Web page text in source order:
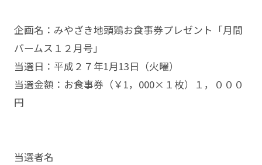
企画名：みやざき地頭鶏お食事券プレゼント「月間
パームス１２月号」
当選日：平成２７年1月13日（火曜）
当選金額：お食事券（￥1，000×１枚）１，０００
円
当選者名